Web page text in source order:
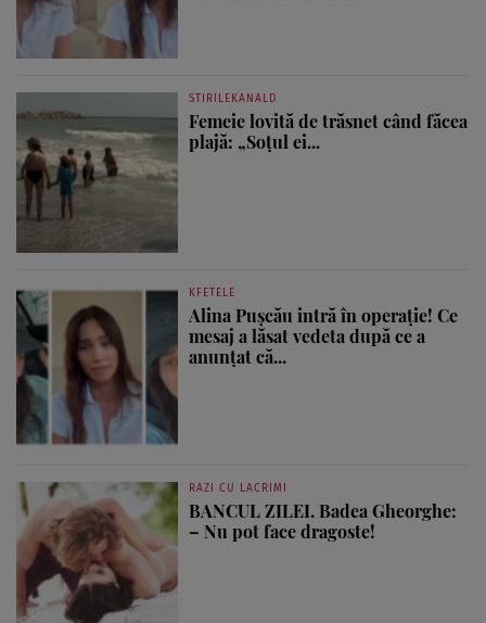
STIRILEKANALD
Femeie lovită de trăsnet când făcea
plajă: „Soțul ei...
KFETELE
Alina Pușcău intră în operație! Ce
mesaj a lăsat vedeta după ce a
anunțat că...
RAZI CU LACRIMI
BANCUL ZILEI. Badea Gheorghe:
– Nu pot face dragoste!